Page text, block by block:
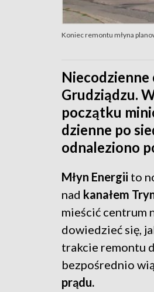
Koniec remontu młyna
Grudziądzu.
początku
dzienne po
odnaleziono
Młyn Energii to
nad kanałem
mieścić centrum
dowiedzieć się,
trakcie remontu
bezpośrednio
prądu.